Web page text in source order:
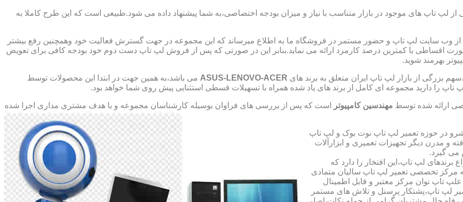
تاپ های موجود در بازار متناسب با نیاز و میزان بودجه اختصاصی،به شما پیشنهاد داده می شود.طبیعی است که این طرح کاملا به
از وب سایت لپ تاپ و حضور مستمر در فروشگاه ما به اطلاع میرساند که این مجموعه در جهت گسترش فعالیت خود وهمچنین رفع بیشتر
اقساطی با کمترین درصد کارمزد ارائه می نماید.بنابر این در صورتی که پس از فروش لپ تاپ دست دوم خود بودجه کافی برای تعویض
بهرمند شوید.
بزرگی از بازار لپ تاپ ایران متعلق به برند های ASUS-LENOVO-ACER می باشد،به همین جهت در ابتدا این محصولات توسط
تاپ را دارید مجموعه ای کامل از برند های یاد شده همراه با تسهیلات قسطی استثنایی پیش روی شما خواهد بود.
ارائه شده توسط مهندسین کامپیوتر
است که پس از بررسی های فراوان بوسیله کارشناسان مجموعه و با هدف مشتری مداری اجرا شده
در حوزه تعمیر لپ تاپ نوت بوک و لپ تاپ
و مدرن دیگر تجهیزات تعمیری و ابزارآلات
می گیرد.
لپ تاپ،این افتخار را دارد که
مرکز تخصصی تعمیر لپ تاپ سالیان متمادی
تاپ نوان مرکز معتبر و قابل اطمینال
لپ تاپ،پشتکار پرسنل و تلاش های مستمر